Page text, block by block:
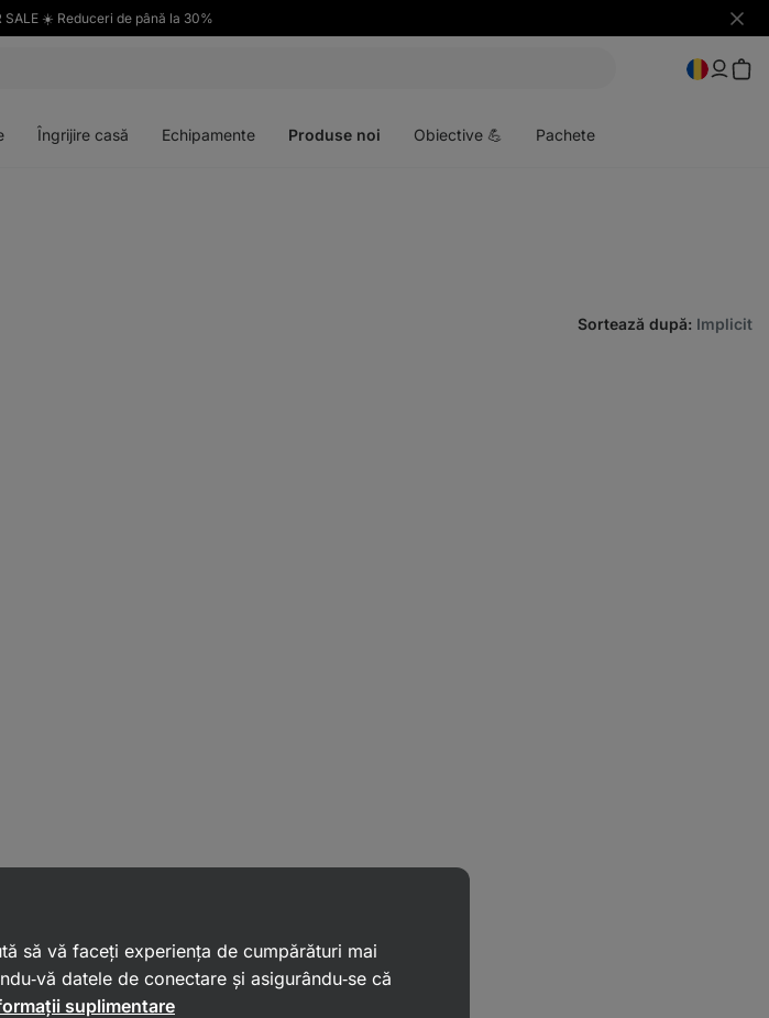
SALE ☀️ Reduceri de până la 30%
Îngrijire casă Echipamente Produse noi Obiective 💪 Pachete
Sortează după: Implicit
să vă faceți experiența de cumpărături mai
datele de conectare și asigurându‑se că
suplimentare